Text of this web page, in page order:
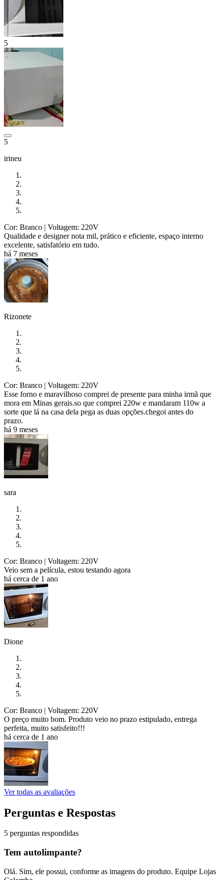
5
5
irineu
Cor: Branco | Voltagem: 220V
Qualidade e designer nota mil, prático e eficiente, espaço interno
excelente, satisfatório em tudo.
há 7 meses
Rizonete
Cor: Branco | Voltagem: 220V
Esse forno e maravilhoso comprei de presente para minha irmã que
mora em Minas gerais.so que comprei 220w e mandaram 110w a
sorte que lá na casa dela pega as duas opções.chegoi antes do
prazo.
há 9 meses
sara
Cor: Branco | Voltagem: 220V
Veio sem a película, estou testando agora
há cerca de 1 ano
Dione
Cor: Branco | Voltagem: 220V
O preço muito bom. Produto veio no prazo estipulado, entrega
perfeita, muito satisfeito!!!
há cerca de 1 ano
Ver todas as avaliações
Perguntas e Respostas
5 perguntas respondidas
Tem autolimpante?
Olá. Sim, ele possui, conforme as imagens do produto. Equipe Lojas